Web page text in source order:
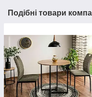
Подібні товари